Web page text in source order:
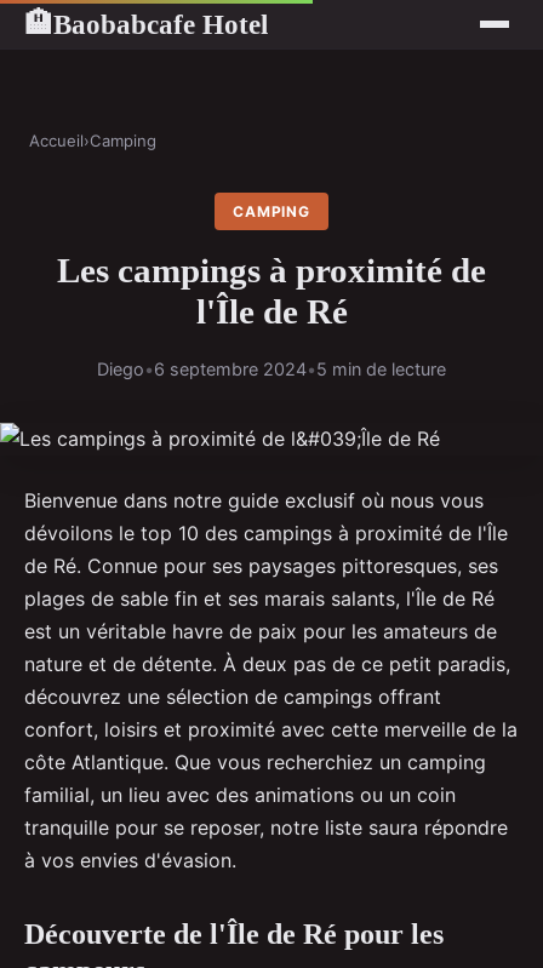
🏨Baobabcafe Hotel
Accueil›Camping
CAMPING
Les campings à proximité de
l'Île de Ré
Diego•6 septembre 2024•5 min de lecture
Bienvenue dans notre guide exclusif où nous vous
dévoilons le top 10 des campings à proximité de l'Île
de Ré. Connue pour ses paysages pittoresques, ses
plages de sable fin et ses marais salants, l'Île de Ré
est un véritable havre de paix pour les amateurs de
nature et de détente. À deux pas de ce petit paradis,
découvrez une sélection de campings offrant
confort, loisirs et proximité avec cette merveille de la
côte Atlantique. Que vous recherchiez un camping
familial, un lieu avec des animations ou un coin
tranquille pour se reposer, notre liste saura répondre
à vos envies d'évasion.
Découverte de l'Île de Ré pour les